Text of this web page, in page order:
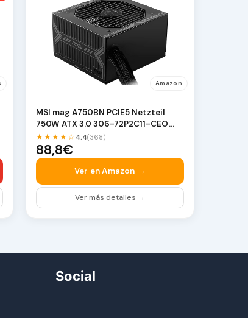
Amazon
MSI mag A750BN PCIE5 Netzteil
750W ATX 3.0 306-72P2C11-CEO
Retail
★★★★☆ 4.4(368)
88,8€
Ver en Amazon →
Ver más detalles →
Social